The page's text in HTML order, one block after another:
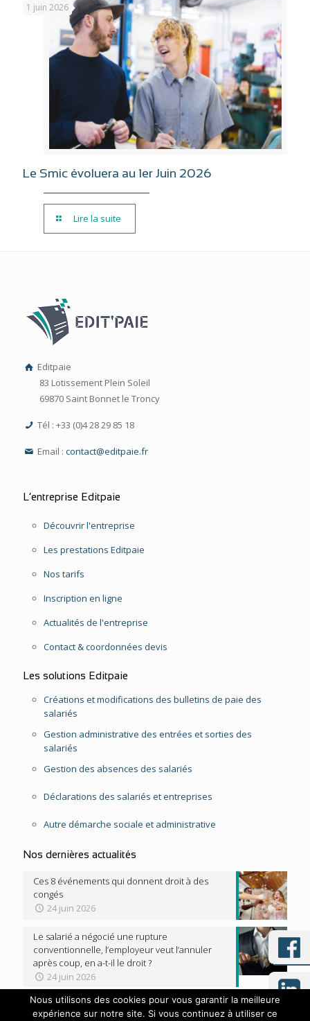
1 juin 2026
Le Smic évoluera au 1er Juin 2026
Lire la suite
Editpaie
83 Lotissement Plein Soleil
69870 Saint Bonnet le Troncy
Tél : +33 (0)4 28 29 85 18
Email :contact@editpaie.fr
L’entreprise Editpaie
Découvrir l'entreprise
Les prestations Editpaie
Nos tarifs
Inscription en ligne
Actualités de l'entreprise
Contact & coordonnées devis
Les solutions Editpaie
Créations et modifications des bulletins de paie des
salariés
Gestion administrative des entrées et sorties des
salariés
Gestion des absences des salariés
Déclarations des salariés et entreprises
Autre démarche sociale et administrative
Nos dernières actualités
Ces 8 événements qui donnent droit à des
congés
24 juin 2026
Le salarié a négocié une rupture
conventionnelle, l’employeur veut l’annuler
après coup, en a-t-il le droit ?
24 juin 2026
Nous utilisons des cookies pour vous garantir la meilleure
expérience sur notre site. Si vous continuez à utiliser ce